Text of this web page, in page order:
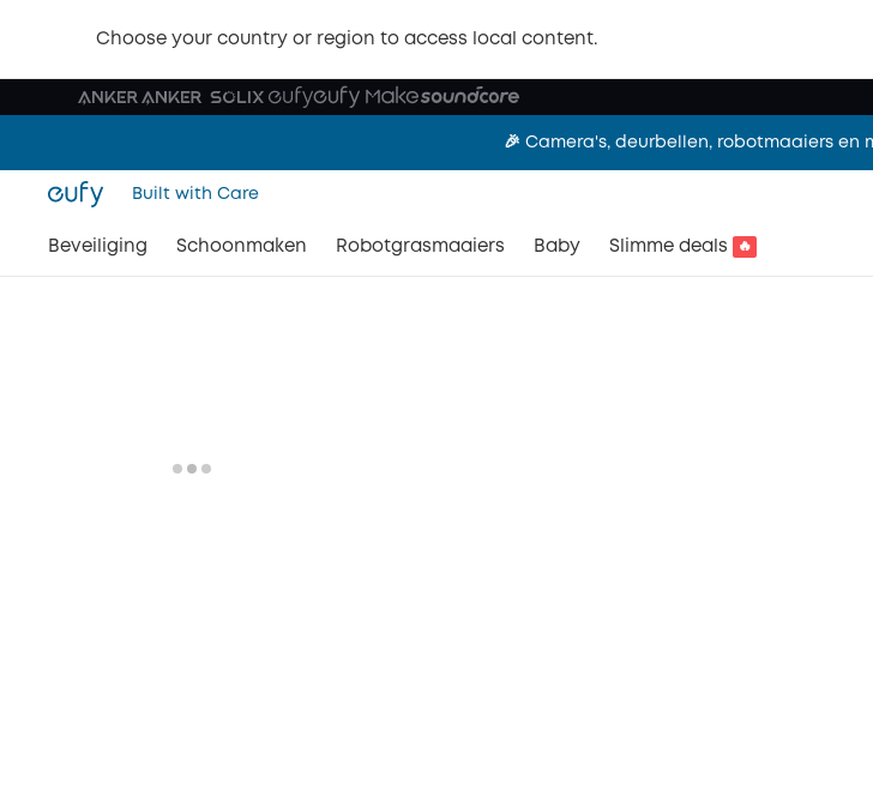
Choose your country or region to access local content.🎉 Slimmer wonen met eufy. Ontdek
🎉 Camera's, deurbellen, robotmaaiers en
🎉 Nieuw! eufy Robotstofzuiger
Built with Care
Beveiliging Schoonmaken Robotgrasmaaiers Baby Slimme deals 🔥